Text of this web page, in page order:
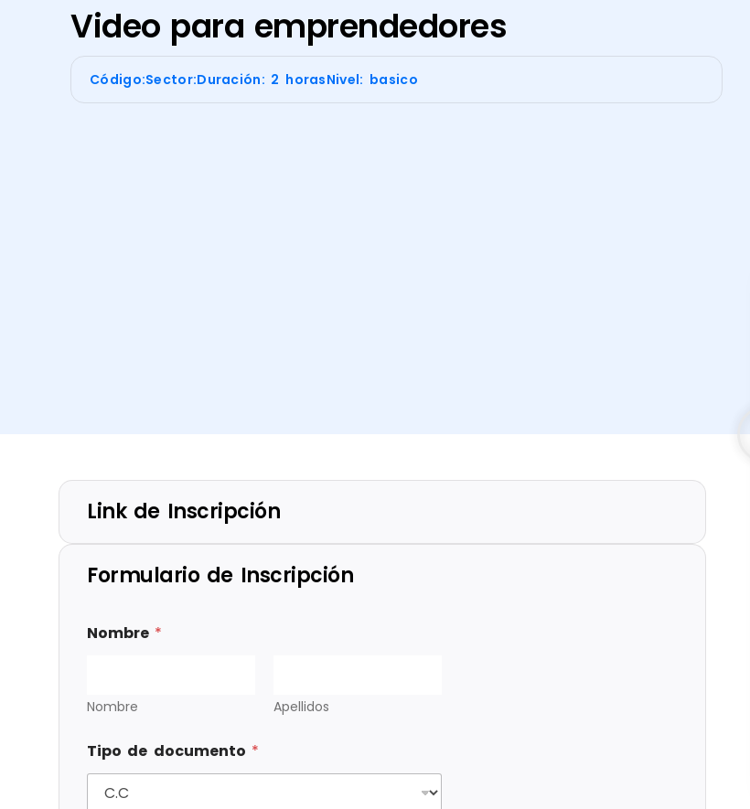
Video para emprendedores
Código:Sector:Duración: 2 horasNivel: basico
Link de Inscripción
Formulario de Inscripción
Nombre *
Nombre Apellidos
Tipo de documento *